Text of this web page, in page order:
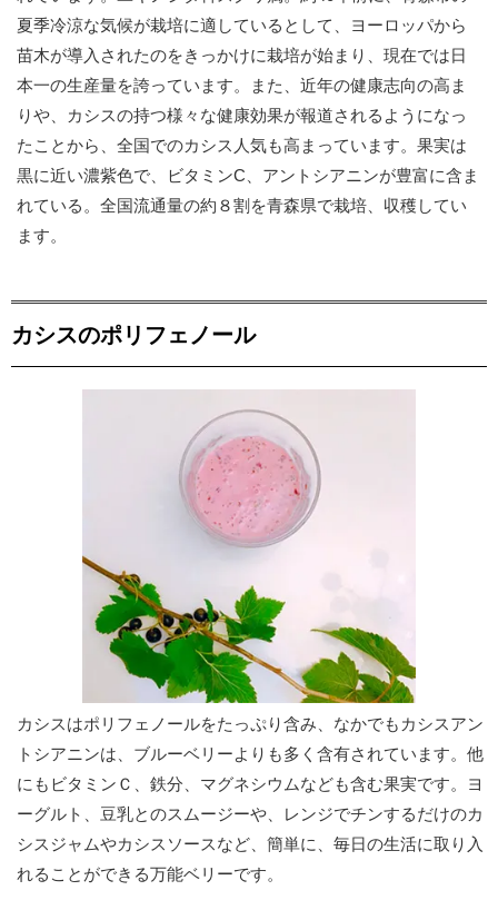
夏季冷涼な気候が栽培に適しているとして、ヨーロッパから
苗木が導入されたのをきっかけに栽培が始まり、現在では日
本一の生産量を誇っています。また、近年の健康志向の高ま
りや、カシスの持つ様々な健康効果が報道されるようになっ
たことから、全国でのカシス人気も高まっています。果実は
黒に近い濃紫色で、ビタミンC、アントシアニンが豊富に含ま
れている。全国流通量の約８割を青森県で栽培、収穫してい
ます。
カシスのポリフェノール
カシスはポリフェノールをたっぷり含み、なかでもカシスアン
トシアニンは、ブルーベリーよりも多く含有されています。他
にもビタミンＣ、鉄分、マグネシウムなども含む果実です。ヨ
ーグルト、豆乳とのスムージーや、レンジでチンするだけのカ
シスジャムやカシスソースなど、簡単に、毎日の生活に取り入
れることができる万能ベリーです。